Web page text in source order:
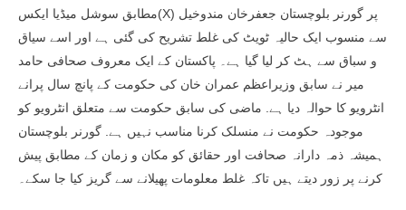
مطابق سوشل میڈیا ایکس(X) پر گورنر بلوچستان جعفرخان مندوخیل
سے منسوب ایک حالیہ ٹویٹ کی غلط تشریح کی گئی ہے اور اسے سیاق
و سباق سے ہٹ کر لیا گیا ہے۔ پاکستان کے ایک معروف صحافی حامد
میر نے سابق وزیراعظم عمران خان کی حکومت کے پانچ سال پرانے
انٹرویو کا حوالہ دیا ہے. ماضی کی سابق حکومت سے متعلق انٹرویو کو
موجودہ حکومت نے منسلک کرنا مناسب نہیں ہے. گورنر بلوچستان
ہمیشہ ذمہ دارانہ صحافت اور حقائق کو مکان و زمان کے مطابق پیش
کرنے پر زور دیتے ہیں تاکہ غلط معلومات پھیلانے سے گریز کیا جا سکے۔